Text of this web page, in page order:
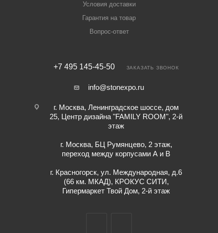
Условия доставки
Гарантия на товар
Вопрос-ответ
+7 495 145-45-50 ЗАКАЗАТЬ ЗВОНОК
info@stonexpo.ru
г. Москва, Ленинградское шоссе, дом
25, Центр дизайна "FAMILY ROOM", 2-й
этаж
г. Москва, БЦ Румянцево, 2 этаж,
переход между корпусами А и В
г. Красногорск, ул. Международная, д.6
(66 км. МКАД), КРОКУС СИТИ,
Гипермаркет Твой Дом, 2-й этаж